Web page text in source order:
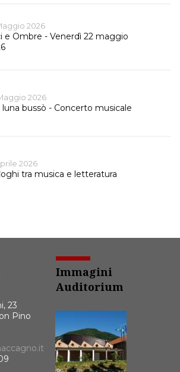
2026
e Ombre - Venerdì 22 maggio
2026
luna bussò - Concerto musicale
2026
tra musica e letteratura
23
Pino
Immagini
Auditorium